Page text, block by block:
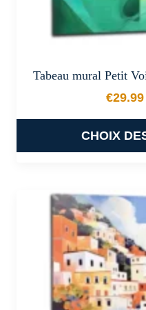
Tabeau mural Petit
€29.99
CHOIX